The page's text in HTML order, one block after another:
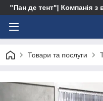
"Пан де тент"| Компанія з
Товари та послуги